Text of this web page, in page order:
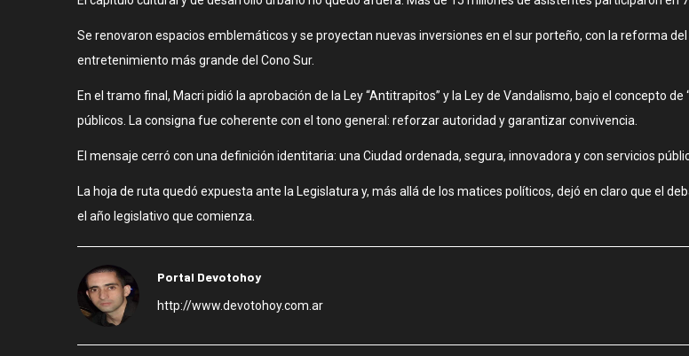
Se renovaron espacios emblemáticos y se proyectan nuevas inversiones en el sur porteño, con la reforma
entretenimiento más grande del Cono Sur.
En el tramo final, Macri pidió la aprobación de la Ley “Antitrapitos” y la Ley de Vandalismo, bajo el concepto
públicos. La consigna fue coherente con el tono general: reforzar autoridad y garantizar convivencia.
El mensaje cerró con una definición identitaria: una Ciudad ordenada, segura, innovadora y con servicios
La hoja de ruta quedó expuesta ante la Legislatura y, más allá de los matices políticos, dejó en claro que el
el año legislativo que comienza.
Portal Devotohoy
http://www.devotohoy.com.ar